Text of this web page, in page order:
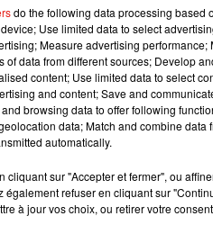
au cinéma en ce
moyen de payer «
PxHere
Tout juste revenue de ses
ensemble », la suite des «
de payer moins cher le cinéma
7,70€ avant midi. C’est le cas
tout sur son passage en
do the following data processing based
Use limited data to select
Measure advertising
of data from different sources; Develop
content; Use limited data to select
and content; Save and
browsing data to offer following
data; Match and combine
automatically.
cliquant sur "Accepter et fermer", ou
également refuser en cliquant sur
à jour vos choix, ou retirer votre